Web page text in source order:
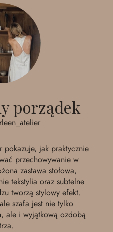
porządek
pokazuje, jak praktycznie
przechowywanie w
zastawa stołowa,
tekstylia oraz subtelne
tworzą stylowy efekt.
szafa jest nie tylko
ale i wyjątkową ozdobą